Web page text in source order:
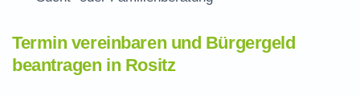
Termin vereinbaren und Bürgergeld
beantragen in Rositz